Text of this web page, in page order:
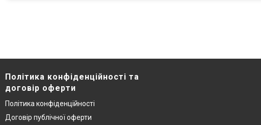
Політика конфіденційності та
договір оферти
Політика конфіденційності
Договір публічної оферти